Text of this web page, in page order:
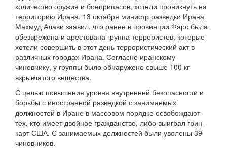
количество оружия и боеприпасов, хотели проникнуть на
территорию Ирана. 13 октября министр разведки Ирана
Махмуд Алави заявил, что ранее в провинции Фарс была
обезврежена и арестована группа террористов, которые
хотели совершить в этот день террористический акт в
различных городах Ирана. Согласно иранскому
чиновнику, у группы было обнаружено свыше 100 кг
взрывчатого вещества.
С целью повышения уровня внутренней безопасности и
борьбы с иностранной разведкой с занимаемых
должностей в Иране в массовом порядке освобождают
тех, кто имеет двойное гражданство, либо выиграл грин-
карт США. С занимаемых должностей были уволены 39
чиновников.